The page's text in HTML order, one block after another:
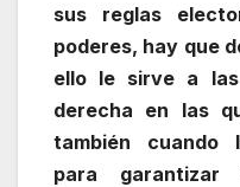
sus reglas
poderes, hay que
ello le sirve a
derecha en las
también cuando
para